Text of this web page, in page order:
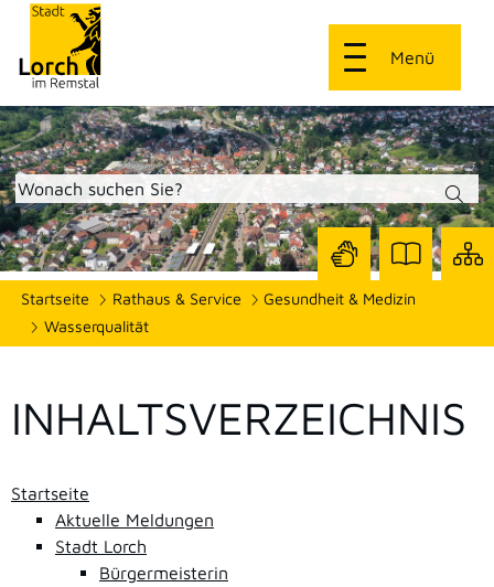
Menü
Startseite Rathaus & Service
Gesundheit & Medizin
Wasserqualität
Zur
Seite
Zur
Seite
INHALTSVERZEICHNIS
Startseite
Aktuelle Meldungen
Stadt Lorch
Bürgermeisterin